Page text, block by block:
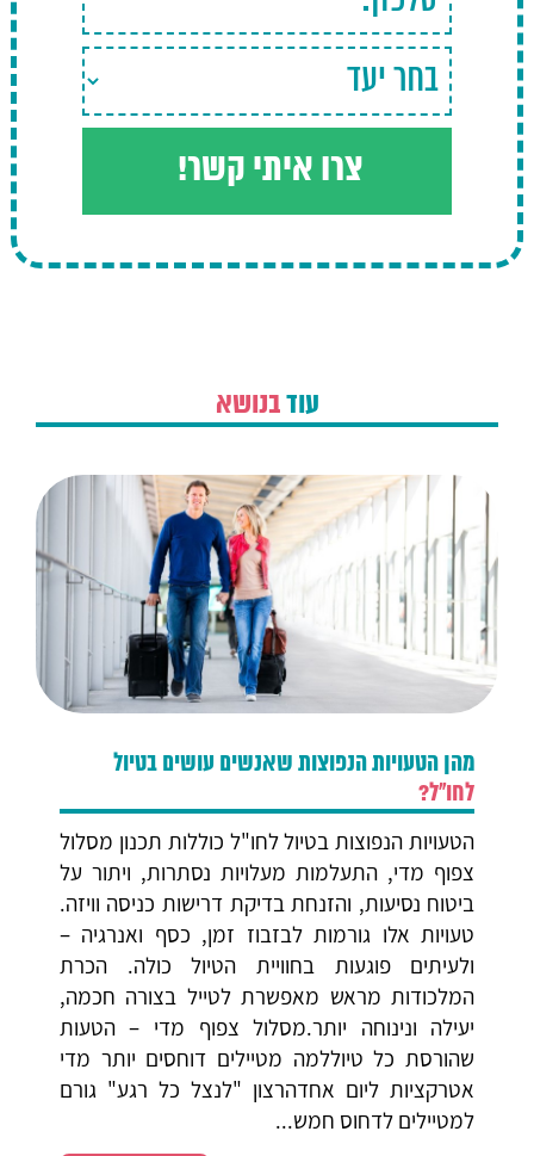
עודבנושא
מהן הטעויות הנפוצות שאנשים עושים בטיול
לחו"ל?
הטעויות הנפוצות בטיול לחו"ל כוללות תכנון מסלול
צפוף מדי, התעלמות מעלויות נסתרות, ויתור על
ביטוח נסיעות, והזנחת בדיקת דרישות כניסה וויזה.
טעויות אלו גורמות לבזבוז זמן, כסף ואנרגיה –
ולעיתים פוגעות בחוויית הטיול כולה. הכרת
המלכודות מראש מאפשרת לטייל בצורה חכמה,
יעילה ונינוחה יותר.מסלול צפוף מדי – הטעות
שהורסת כל טיוללמה מטיילים דוחסים יותר מדי
אטרקציות ליום אחדהרצון "לנצל כל רגע" גורם
למטיילים לדחוס חמש...